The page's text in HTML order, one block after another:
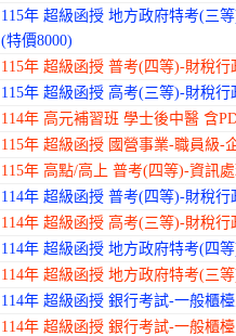
115年 超級函授 地方政府特考(三
(特價8000)
115年 超級函授 普考(四等)-財稅
115年 超級函授 高考(三等)-財稅
114年 高元補習班 學士後中醫 含
115年 超級函授 國營事業-職員級-
115年 高點/高上 普考(四等)-資訊
114年 超級函授 普考(四等)-財稅
114年 超級函授 高考(三等)-財稅
114年 超級函授 地方政府特考(四
114年 超級函授 地方政府特考(三
114年 超級函授 銀行考試-一般櫃
114年 超級函授 銀行考試-一般櫃